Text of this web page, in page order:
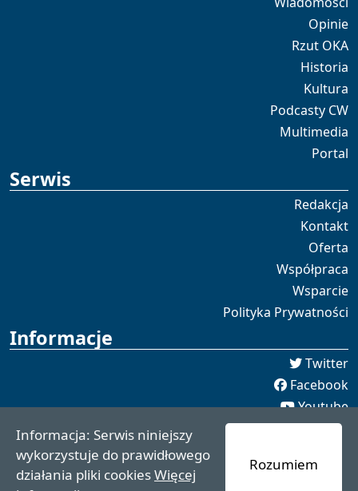
Opinie
Rzut OKA
Historia
Kultura
Podcasty CW
Multimedia
Portal
Serwis
Redakcja
Kontakt
Oferta
Współpraca
Wsparcie
Polityka Prywatności
Informacje
Twitter
Facebook
Youtube
Spotify
redakcja [[]] czaswschodni.pl
czaswschodni.pl 2021 - 2025
Informacja: Serwis niniejszy
wykorzystuje do prawidłowego
działania pliki cookiesWięcej
Rozumiem